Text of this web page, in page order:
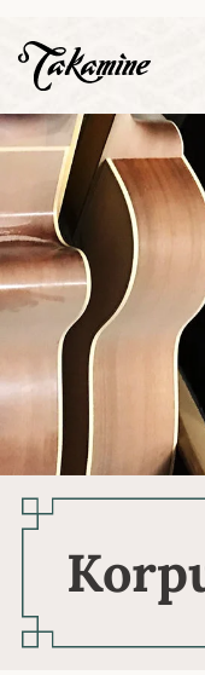
Diese